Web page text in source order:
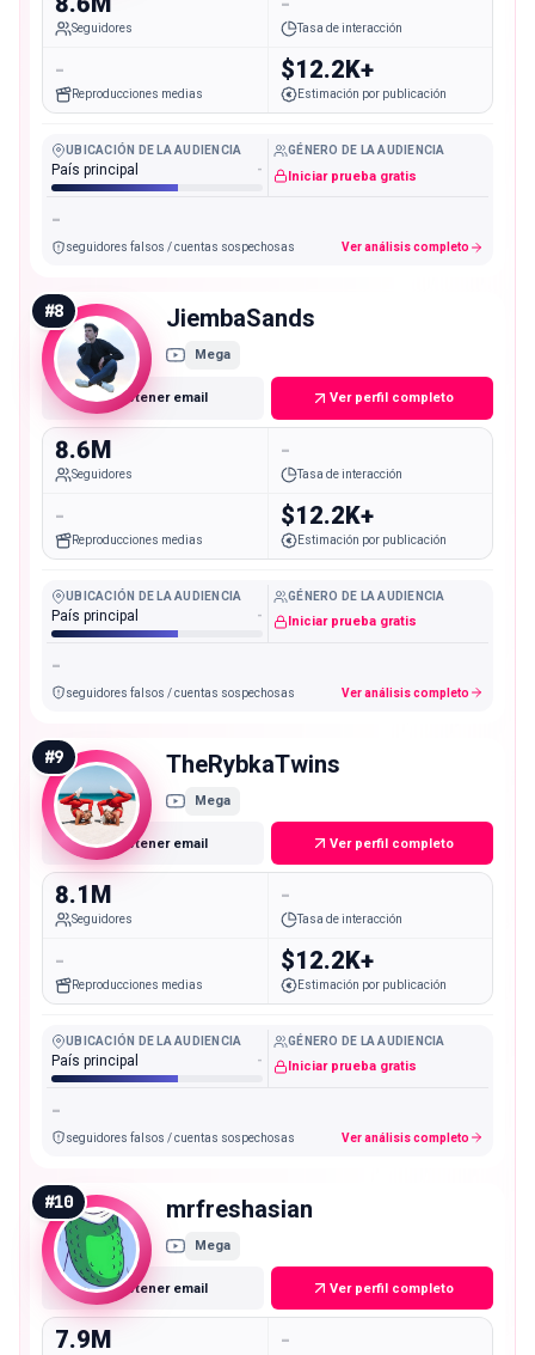
Seguidores Tasa de interacción
-
Reproducciones medias
$12.2K+
Estimación por publicación
UBICACIÓN DE LA AUDIENCIA
País principal -
GÉNERO DE LA AUDIENCIA
Iniciar prueba gratis
-
seguidores falsos / cuentas sospechosas Ver análisis completo
#8 JiembaSands
Mega
Obtener email Ver perfil completo
8.6M
Seguidores
-
Tasa de interacción
-
Reproducciones medias
$12.2K+
Estimación por publicación
UBICACIÓN DE LA AUDIENCIA
País principal -
GÉNERO DE LA AUDIENCIA
Iniciar prueba gratis
-
seguidores falsos / cuentas sospechosas Ver análisis completo
#9 TheRybkaTwins
Mega
Obtener email Ver perfil completo
8.1M
Seguidores
-
Tasa de interacción
-
Reproducciones medias
$12.2K+
Estimación por publicación
UBICACIÓN DE LA AUDIENCIA
País principal -
GÉNERO DE LA AUDIENCIA
Iniciar prueba gratis
-
seguidores falsos / cuentas sospechosas Ver análisis completo
#10 mrfreshasian
Mega
Obtener email Ver perfil completo
7.9M -